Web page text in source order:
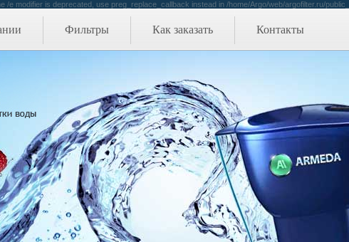
/e modifier is deprecated, use preg_replace_callback instead in /home/Argo/web/argofilter.ru/
Фильтры Как заказать Контакты